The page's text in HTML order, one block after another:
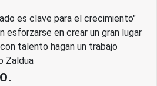
es clave para el crecimiento"
esforzarse en crear un gran lugar
talento hagan un trabajo
Zaldua